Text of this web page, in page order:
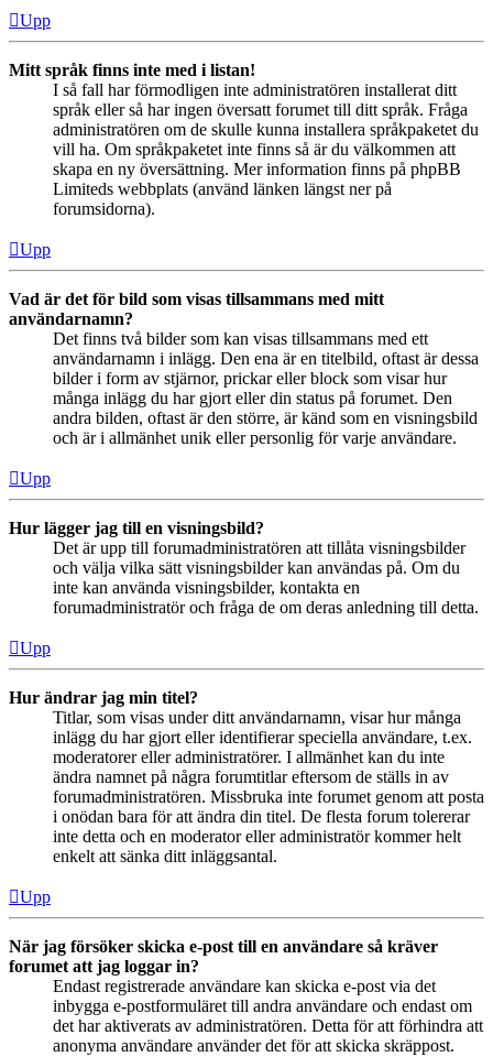
Upp
Mitt språk finns inte med i listan!
I så fall har förmodligen inte administratören installerat ditt
språk eller så har ingen översatt forumet till ditt språk. Fråga
administratören om de skulle kunna installera språkpaketet du
vill ha. Om språkpaketet inte finns så är du välkommen att
skapa en ny översättning. Mer information finns på phpBB
Limiteds webbplats (använd länken längst ner på
forumsidorna).
Upp
Vad är det för bild som visas tillsammans med mitt
användarnamn?
Det finns två bilder som kan visas tillsammans med ett
användarnamn i inlägg. Den ena är en titelbild, oftast är dessa
bilder i form av stjärnor, prickar eller block som visar hur
många inlägg du har gjort eller din status på forumet. Den
andra bilden, oftast är den större, är känd som en visningsbild
och är i allmänhet unik eller personlig för varje användare.
Upp
Hur lägger jag till en visningsbild?
Det är upp till forumadministratören att tillåta visningsbilder
och välja vilka sätt visningsbilder kan användas på. Om du
inte kan använda visningsbilder, kontakta en
forumadministratör och fråga de om deras anledning till detta.
Upp
Hur ändrar jag min titel?
Titlar, som visas under ditt användarnamn, visar hur många
inlägg du har gjort eller identifierar speciella användare, t.ex.
moderatorer eller administratörer. I allmänhet kan du inte
ändra namnet på några forumtitlar eftersom de ställs in av
forumadministratören. Missbruka inte forumet genom att posta
i onödan bara för att ändra din titel. De flesta forum tolererar
inte detta och en moderator eller administratör kommer helt
enkelt att sänka ditt inläggsantal.
Upp
När jag försöker skicka e-post till en användare så kräver
forumet att jag loggar in?
Endast registrerade användare kan skicka e-post via det
inbygga e-postformuläret till andra användare och endast om
det har aktiverats av administratören. Detta för att förhindra att
anonyma användare använder det för att skicka skräppost.